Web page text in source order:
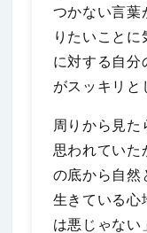
つかない言葉
りたいことに
に対する自分
がスッキリと
周りから見た
思われていた
の底から自然
生きている心
は悪じゃない